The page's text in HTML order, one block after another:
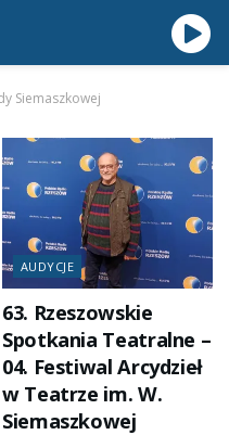
Siemaszkowej
AUDYCJE
63. Rzeszowskie
Spotkania Teatralne –
04. Festiwal Arcydzieł
w Teatrze im. W.
Siemaszkowej